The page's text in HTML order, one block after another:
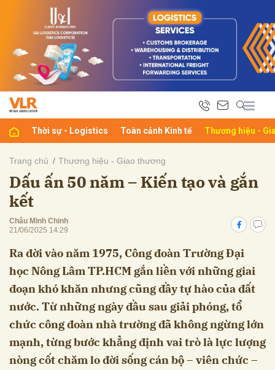
Thời sự - Logistics Toàn cảnh Kinh tế Thương hiệu -
Trang chủ Thương hiệu - Giao thương
Dấu ấn 50 năm – Kiến tạo và gắn
kết
Châu Minh Chinh
21/06/2025 14:29
Ra đời vào năm 1975, Công đoàn Trường Đại
học Nông Lâm TP.HCM gắn liền với những giai
đoạn khó khăn nhưng cũng đầy tự hào của đất
nước. Từ những ngày đầu sau giải phóng, tổ
chức công đoàn nhà trường đã không ngừng lớn
mạnh, từng bước khẳng định vai trò là lực lượng
nòng cốt chăm lo đời sống cán bộ – viên chức –
luận
Hủy